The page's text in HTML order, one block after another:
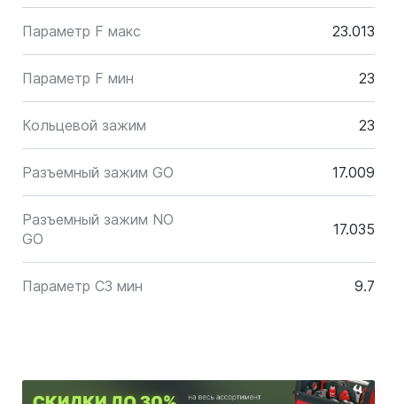
Параметр F макс 23.013
Параметр F мин 23
Кольцевой зажим 23
Разъемный зажим GO 17.009
Разъемный зажим NO
GO
17.035
Параметр C3 мин 9.7